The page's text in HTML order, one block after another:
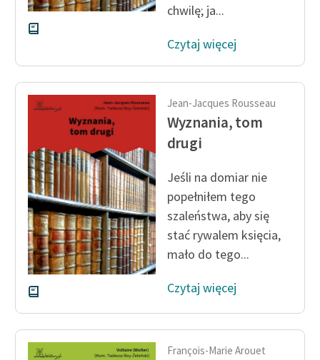
chwilę; ja...
Czytaj więcej
Jean-Jacques Rousseau
Wyznania, tom
drugi
Jeśli na domiar nie
popełniłem tego
szaleństwa, aby się
stać rywalem księcia,
mało do tego...
Czytaj więcej
François-Marie Arouet